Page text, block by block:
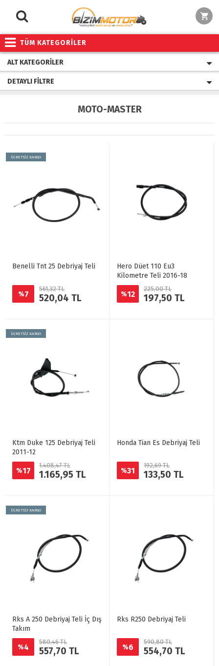
TÜM KATEGORİLER
ALT KATEGORILER
DETAYLI FILTRE
MOTO-MASTER
ÜCRETSİZ KARGO
Benelli Tnt 25 Debriyaj Teli
%7
561,32 TL
520,04 TL
Hero Düet 110 Eu3
Kilometre Teli 2016-18
%12
225,00 TL
197,50 TL
ÜCRETSİZ KARGO
Ktm Duke 125 Debriyaj Teli
2011-12
%17
1.408,47 TL
1.165,95 TL
Honda Tian Es Debriyaj Teli
%31
192,69 TL
133,50 TL
ÜCRETSİZ KARGO
Rks A 250 Debriyaj Teli İç Dış
Takım
%4
580,46 TL
557,70 TL
Rks R250 Debriyaj Teli
%6
590,80 TL
554,70 TL